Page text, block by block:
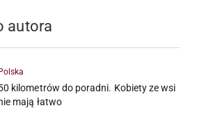
autora
kilometrów do poradni. Kobiety ze wsi
mają łatwo